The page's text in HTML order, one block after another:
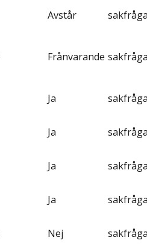
Avstår
Frånvarande
Ja
Ja
Ja
Ja
Nej